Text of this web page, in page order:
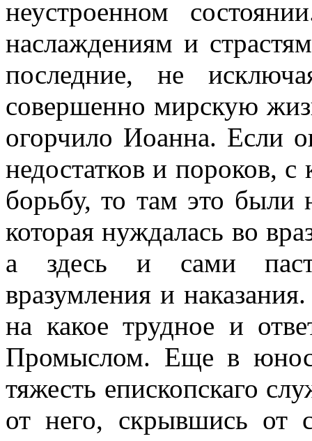
неустроенном
наслаждениям и
последние, не
совершенно мирскую
огорчило Иоанна. Если
недостатков и пороков,
борьбу, то там это были
которая нуждалась во
а здесь и сами
вразумления и
на какое трудное и
Промыслом. Еще в
тяжесть епископскаго
от него, скрывшись от